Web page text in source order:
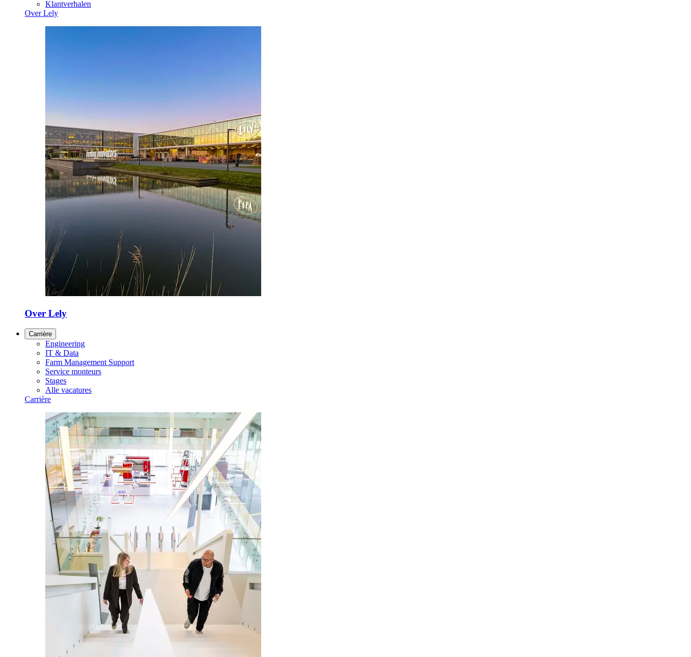
Klantverhalen
Over Lely
Over Lely
Carrière
Engineering
IT & Data
Farm Management Support
Service monteurs
Stages
Alle vacatures
Carrière